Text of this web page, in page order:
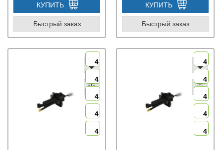
КУПИТЬ
Быстрый заказ
КУПИТЬ
Быстрый заказ
4
4
4
4
4
4
4
4
4
4